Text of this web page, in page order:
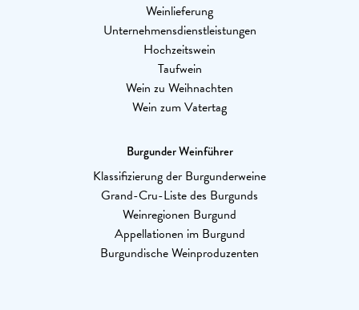
Weinlieferung
Unternehmensdienstleistungen
Hochzeitswein
Taufwein
Wein zu Weihnachten
Wein zum Vatertag
Burgunder Weinführer
Klassifizierung der Burgunderweine
Grand-Cru-Liste des Burgunds
Weinregionen Burgund
Appellationen im Burgund
Burgundische Weinproduzenten